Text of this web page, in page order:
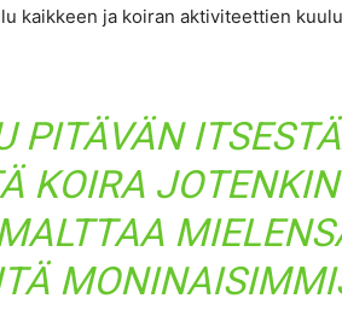
kaikkeen ja koiran aktiviteettien
PITÄVÄN
KOIRA JOTENKIN